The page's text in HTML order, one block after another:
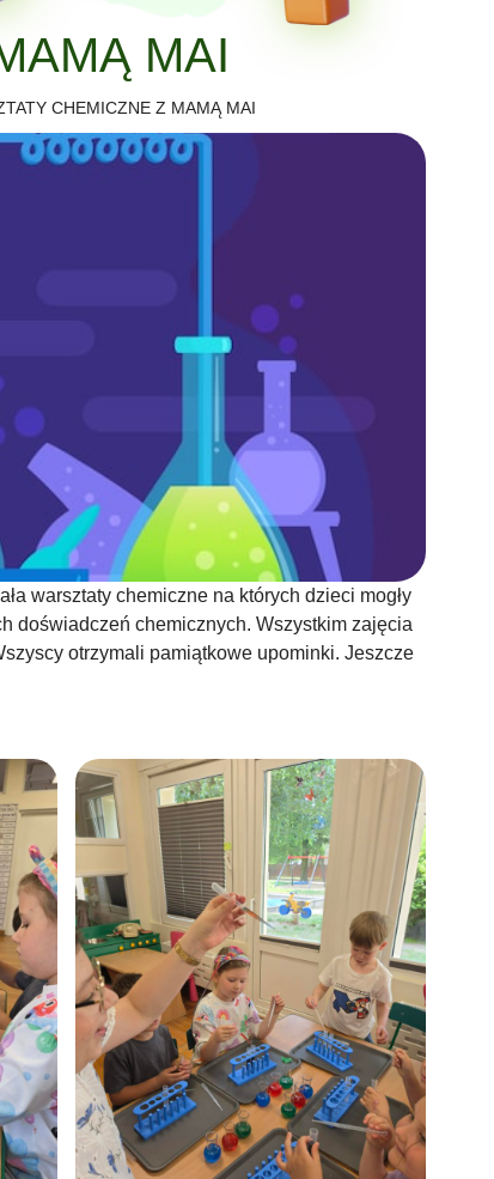
MAI
CHEMICZNE Z MAMĄ MAI
warsztaty chemiczne na których dzieci mogły
doświadczeń chemicznych. Wszystkim zajęcia
otrzymali pamiątkowe upominki. Jeszcze